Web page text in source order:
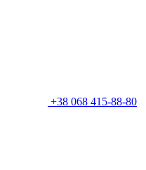
+38 068 415-88-80